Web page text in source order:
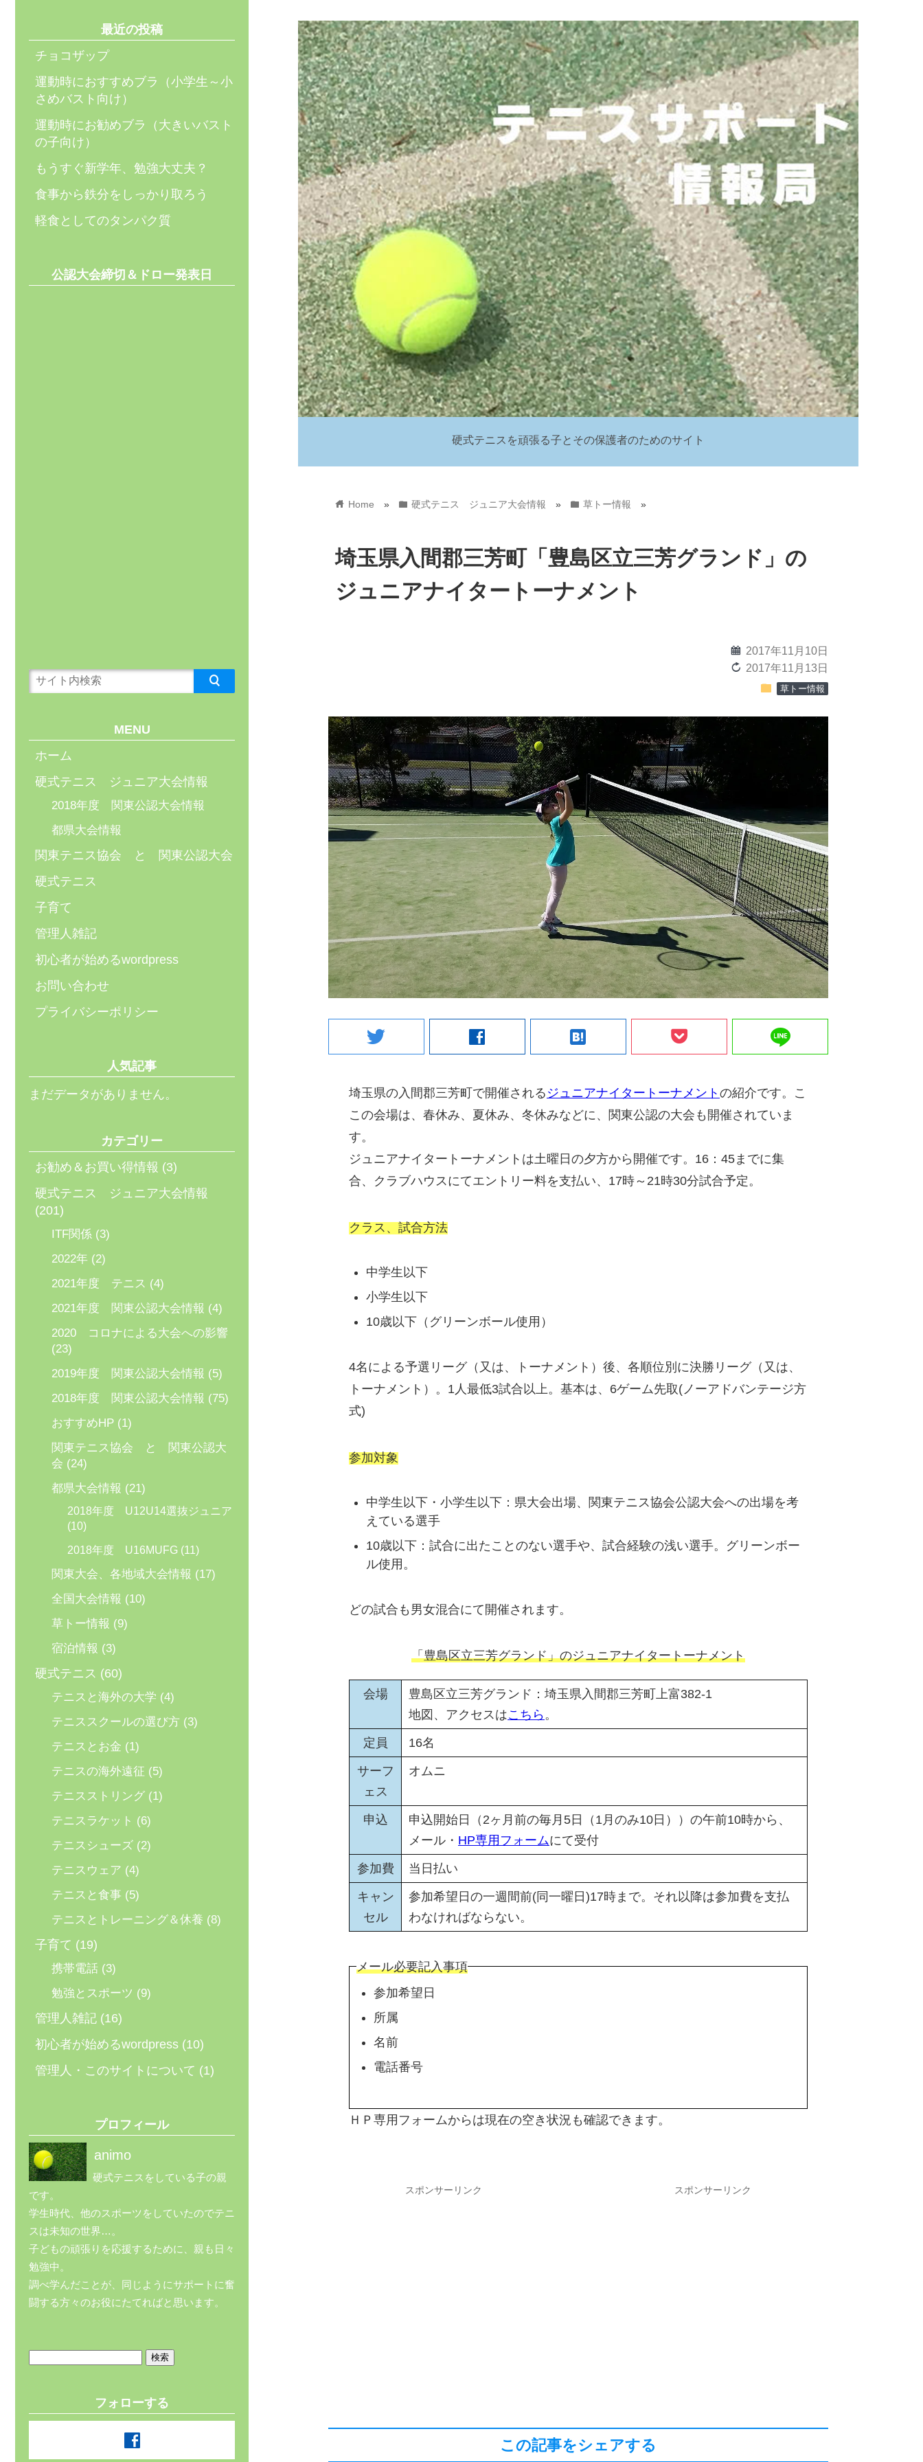
硬式テニスを頑張る子とその保護者のためのサイト
home Home » folder 硬式テニス ジュニア大会情報 » folder 草トー情報 »
埼玉県入間郡三芳町「豊島区立三芳グランド」の
ジュニアナイタートーナメント
calendar 2017年11月10日
reload 2017年11月13日
folder 草トー情報
twitter facebook hatenabookmark line
埼玉県の入間郡三芳町で開催される ジュニアナイタートーナメント の紹介です。こ
この会場は、春休み、夏休み、冬休みなどに、関東公認の大会も開催されていま
す。
ジュニアナイタートーナメントは土曜日の夕方から開催です。16：45までに集
合、クラブハウスにてエントリー料を支払い、17時～21時30分試合予定。
クラス、試合方法
中学生以下
小学生以下
10歳以下（グリーンボール使用）
4名による予選リーグ（又は、トーナメント）後、各順位別に決勝リーグ（又は、
トーナメント）。1人最低3試合以上。基本は、6ゲーム先取(ノーアドバンテージ方
式)
参加対象
中学生以下・小学生以下：県大会出場、関東テニス協会公認大会への出場を考
えている選手
10歳以下：試合に出たことのない選手や、試合経験の浅い選手。グリーンボー
ル使用。
どの試合も男女混合にて開催されます。
「豊島区立三芳グランド」のジュニアナイタートーナメント
会場
豊島区立三芳グランド：埼玉県入間郡三芳町上富382-1
地図、アクセスはこちら 。
定員 16名
サーフ
ェス
オムニ
申込
申込開始日（2ヶ月前の毎月5日（1月のみ10日））の午前10時から、
メール・ HP専用フォームにて受付
参加費 当日払い
キャン
セル
参加希望日の一週間前(同一曜日)17時まで。それ以降は参加費を支払
わなければならない。
メール必要記入事項
参加希望日
所属
名前
電話番号
ＨＰ専用フォームからは現在の空き状況も確認できます。
スポンサーリンク スポンサーリンク
この記事をシェアする
最近の投稿
チョコザップ
運動時におすすめブラ（小学生～小
さめバスト向け）
運動時にお勧めブラ（大きいバスト
の子向け）
もうすぐ新学年、勉強大丈夫？
食事から鉄分をしっかり取ろう
軽食としてのタンパク質
公認大会締切＆ドロー発表日
MENU
ホーム
硬式テニス ジュニア大会情報
2018年度 関東公認大会情報
都県大会情報
関東テニス協会 と 関東公認大会
硬式テニス
子育て
管理人雑記
初心者が始めるwordpress
お問い合わせ
プライバシーポリシー
人気記事
まだデータがありません。
カテゴリー
お勧め＆お買い得情報 (3)
硬式テニス ジュニア大会情報
(201)
ITF関係 (3)
2022年(2)
2021年度 テニス (4)
2021年度 関東公認大会情報 (4)
2020 コロナによる大会への影響
(23)
2019年度 関東公認大会情報 (5)
2018年度 関東公認大会情報 (75)
おすすめHP(1)
関東テニス協会 と 関東公認大
会 (24)
都県大会情報 (21)
2018年度 U12U14選抜ジュニア
(10)
2018年度 U16MUFG(11)
関東大会、各地域大会情報 (17)
全国大会情報 (10)
草トー情報 (9)
宿泊情報 (3)
硬式テニス (60)
テニスと海外の大学 (4)
テニススクールの選び方 (3)
テニスとお金 (1)
テニスの海外遠征 (5)
テニスストリング(1)
テニスラケット (6)
テニスシューズ(2)
テニスウェア (4)
テニスと食事 (5)
テニスとトレーニング＆休養 (8)
子育て (19)
携帯電話(3)
勉強とスポーツ (9)
管理人雑記 (16)
初心者が始めるwordpress (10)
管理人・このサイトについて (1)
プロフィール
animo
硬式テニスをしている子の親
です。
学生時代、他のスポーツをしていたのでテニ
スは未知の世界…。
子どもの頑張りを応援するために、親も日々
勉強中。
調べ学んだことが、同じようにサポートに奮
闘する方々のお役にたてればと思います。
フォローする
facebook